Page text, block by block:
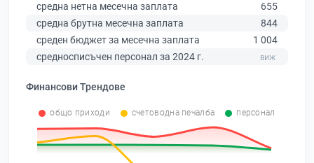
средна нетна месечна заплата
655
средна брутна месечна заплата
844
среден бюджет за месечна заплата
1 004
средносписъчен персонал за 2024 г.
Финансови Трендове
общо приходи счетоводна печалба персонал